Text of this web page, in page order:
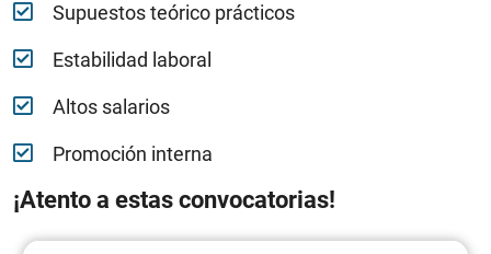
Supuestos teórico prácticos
Estabilidad laboral
Altos salarios
Promoción interna
¡Atento a estas convocatorias!